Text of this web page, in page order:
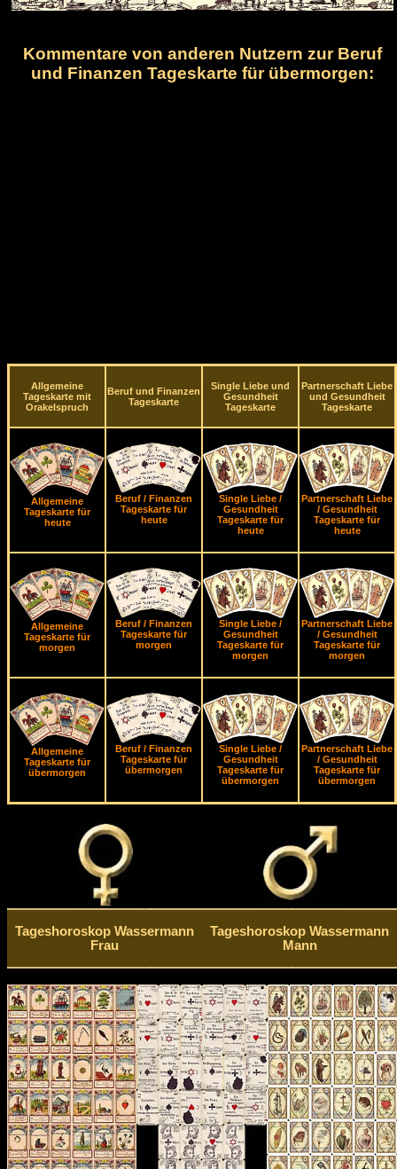
Kommentare von anderen Nutzern zur Beruf
und Finanzen Tageskarte für übermorgen:
Allgemeine
Tageskarte mit
Orakelspruch
Beruf und Finanzen
Tageskarte
Single Liebe und
Gesundheit
Tageskarte
Partnerschaft Liebe
und Gesundheit
Tageskarte
Allgemeine
Tageskarte für
heute
Beruf / Finanzen
Tageskarte für
heute
Single Liebe /
Gesundheit
Tageskarte für
heute
Partnerschaft Liebe
/ Gesundheit
Tageskarte für
heute
Allgemeine
Tageskarte für
morgen
Beruf / Finanzen
Tageskarte für
morgen
Single Liebe /
Gesundheit
Tageskarte für
morgen
Partnerschaft Liebe
/ Gesundheit
Tageskarte für
morgen
Allgemeine
Tageskarte für
übermorgen
Beruf / Finanzen
Tageskarte für
übermorgen
Single Liebe /
Gesundheit
Tageskarte für
übermorgen
Partnerschaft Liebe
/ Gesundheit
Tageskarte für
übermorgen
Tageshoroskop Wassermann
Frau
Tageshoroskop Wassermann
Mann